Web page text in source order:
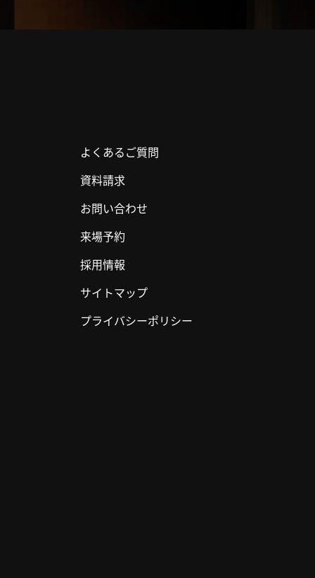
よくあるご質問
資料請求
お問い合わせ
来場予約
採用情報
サイトマップ
プライバシーポリシー